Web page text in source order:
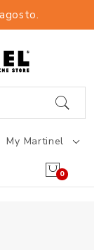
My Martinel
0